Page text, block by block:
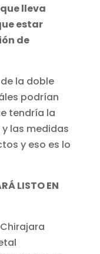
lleva
estar
de
la doble
podrían
tendría la
las medidas
y eso es lo
LISTO EN